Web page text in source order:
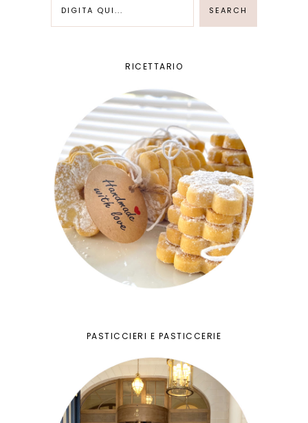
RICETTARIO
PASTICCIERI E PASTICCERIE